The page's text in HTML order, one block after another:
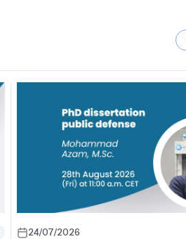
24/07/2026